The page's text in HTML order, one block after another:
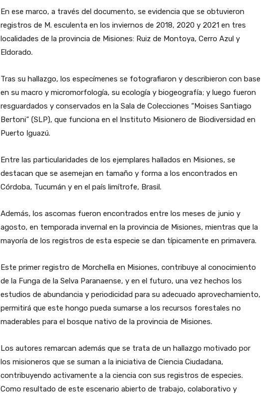
En ese marco, a través del documento, se evidencia que se obtuvieron
registros de M. esculenta en los inviernos de 2018, 2020 y 2021 en tres
localidades de la provincia de Misiones: Ruiz de Montoya, Cerro Azul y
Eldorado.
Tras su hallazgo, los especímenes se fotografiaron y describieron con base
en su macro y micromorfología, su ecología y biogeografía; y luego fueron
resguardados y conservados en la Sala de Colecciones “Moises Santiago
Bertoni” (SLP), que funciona en el Instituto Misionero de Biodiversidad en
Puerto Iguazú.
Entre las particularidades de los ejemplares hallados en Misiones, se
destacan que se asemejan en tamaño y forma a los encontrados en
Córdoba, Tucumán y en el país limítrofe, Brasil.
Además, los ascomas fueron encontrados entre los meses de junio y
agosto, en temporada invernal en la provincia de Misiones, mientras que la
mayoría de los registros de esta especie se dan típicamente en primavera.
Este primer registro de Morchella en Misiones, contribuye al conocimiento
de la Funga de la Selva Paranaense, y en el futuro, una vez hechos los
estudios de abundancia y periodicidad para su adecuado aprovechamiento,
permitirá que este hongo pueda sumarse a los recursos forestales no
maderables para el bosque nativo de la provincia de Misiones.
Los autores remarcan además que se trata de un hallazgo motivado por
los misioneros que se suman a la iniciativa de Ciencia Ciudadana,
contribuyendo activamente a la ciencia con sus registros de especies.
Como resultado de este escenario abierto de trabajo, colaborativo y